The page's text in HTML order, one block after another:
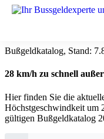
Verstöße
Abstand nicht
Anhörung im
Paragraphen
Bußgeldkatalog, Stand:
28 km/h zu schnell
Hier finden Sie die
Höchstgeschwindkeit um
gültigen Bußgeldkatalog